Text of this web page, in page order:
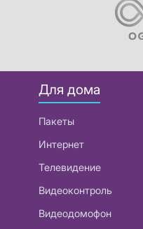
Для дома
Пакеты
Интернет
Телевидение
Видеоконтроль
Видеодомофон